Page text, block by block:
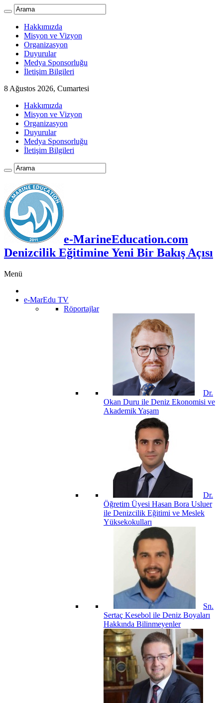
Hakkımızda
Misyon ve Vizyon
Organizasyon
Duyurular
Medya Sponsorluğu
İletişim Bilgileri
8 Ağustos 2026, Cumartesi
Hakkımızda
Misyon ve Vizyon
Organizasyon
Duyurular
Medya Sponsorluğu
İletişim Bilgileri
e-MarineEducation.com
Denizcilik Eğitimine Yeni Bir Bakış Açısı
Menü
e-MarEdu TV
Röportajlar
Dr.
Okan Duru ile Deniz Ekonomisi ve
Akademik Yaşam
Dr.
Öğretim Üyesi Hasan Bora Usluer
ile Denizcilik Eğitimi ve Meslek
Yüksekokulları
Sn.
Sertaç Kesebol ile Deniz Boyaları
Hakkında Bilinmeyenler